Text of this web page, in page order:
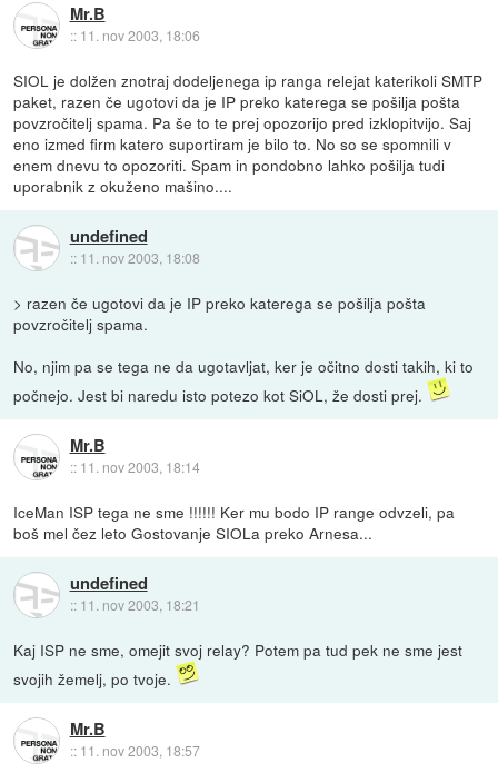
Mr.B
:: 11. nov 2003, 18:06
SIOL je dolžen znotraj dodeljenega ip ranga relejat katerikoli SMTP
paket, razen če ugotovi da je IP preko katerega se pošilja pošta
povzročitelj spama. Pa še to te prej opozorijo pred izklopitvijo. Saj
eno izmed firm katero suportiram je bilo to. No so se spomnili v
enem dnevu to opozoriti. Spam in pondobno lahko pošilja tudi
uporabnik z okuženo mašino....
undefined
:: 11. nov 2003, 18:08
> razen če ugotovi da je IP preko katerega se pošilja pošta
povzročitelj spama.
No, njim pa se tega ne da ugotavljat, ker je očitno dosti takih, ki to
počnejo. Jest bi naredu isto potezo kot SiOL, že dosti prej.
Mr.B
:: 11. nov 2003, 18:14
IceMan ISP tega ne sme !!!!!! Ker mu bodo IP range odvzeli, pa
boš mel čez leto Gostovanje SIOLa preko Arnesa...
undefined
:: 11. nov 2003, 18:21
Kaj ISP ne sme, omejit svoj relay? Potem pa tud pek ne sme jest
svojih žemelj, po tvoje.
Mr.B
:: 11. nov 2003, 18:57